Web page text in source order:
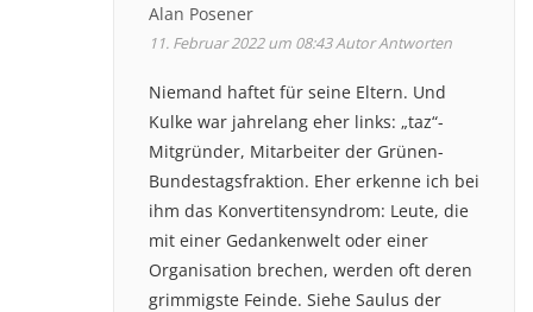
Alan Posener
11. Februar 2022 um 08:43AutorAntworten
Niemand haftet für seine Eltern. Und
Kulke war jahrelang eher links: „taz“-
Mitgründer, Mitarbeiter der Grünen-
Bundestagsfraktion. Eher erkenne ich bei
ihm das Konvertitensyndrom: Leute, die
mit einer Gedankenwelt oder einer
Organisation brechen, werden oft deren
grimmigste Feinde. Siehe Saulus der